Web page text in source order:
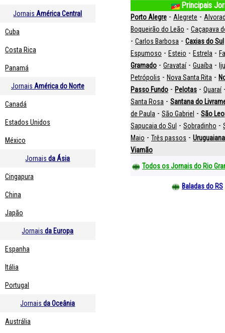
Jornais América Central
Cuba
Costa Rica
Panamá
Jornais América do Norte
Canadá
Estados Unidos
México
Jornaisda Ásia
Cingapura
China
Japão
Jornaisda Europa
Espanha
Itália
Portugal
Jornaisda Oceânia
Austrália
Principais
Porto Alegre - Alegrete -
Boqueirão do Leão - Caçapava
- Carlos Barbosa - Caxias do Sul
Espumoso - Esteio - Estrela -
Gramado - Gravataí- Guaíba -
Petrópolis - Nova Santa Rita -
Passo Fundo - Pelotas - Quaraí
Santa Rosa - Santana do
de Paula - São Gabriel - São
Sapucaia do Sul - Sobradinho -
Maio - Três passos - Uruguaiana
Viamão
Todos os Jornais do Rio
Baladas do RS